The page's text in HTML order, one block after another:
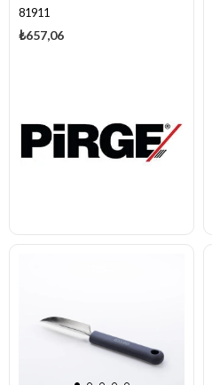
81911
₺657,06